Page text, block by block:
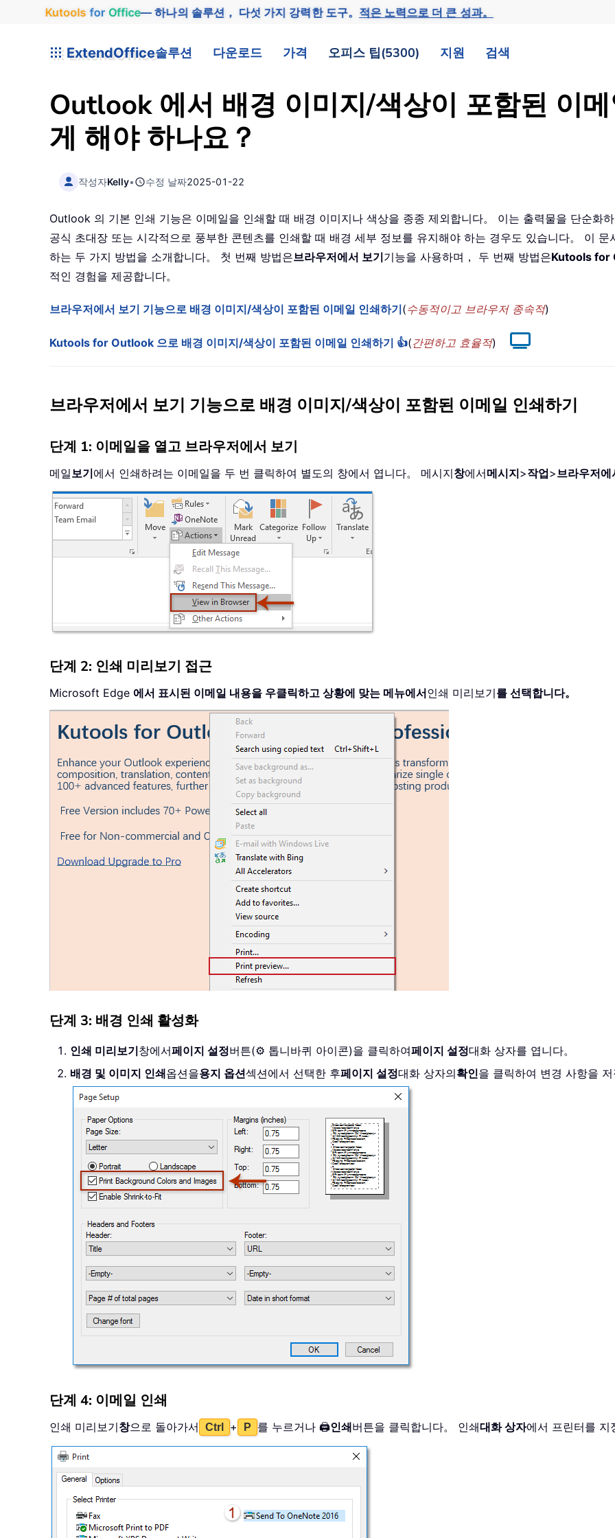
Kutools for Office— 하나의 솔루션， 다섯 가지 강력한 도구。 적은 노력으로 더 큰 성과。
ExtendOffice솔루션 다운로드 가격 오피스 팁(5300) 지원 검색
Outlook 에서 배경 이미지/색상이 포함된 이
게 해야 하나요？
작성자Kelly• 수정 날짜2025-01-22
Outlook 의 기본 인쇄 기능은 이메일을 인쇄할 때 배경 이미지나 색상을 종종 제외합니다。 이는 출력물을 단순화
공식 초대장 또는 시각적으로 풍부한 콘텐츠를 인쇄할 때 배경 세부 정보를 유지해야 하는 경우도 있습니다。 이
하는 두 가지 방법을 소개합니다。 첫 번째 방법은브라우저에서 보기기능을 사용하며， 두 번째 방법은Kutools for
적인 경험을 제공합니다。
브라우저에서 보기 기능으로 배경 이미지/색상이 포함된 이메일 인쇄하기(수동적이고 브라우저 종속적)
Kutools for Outlook 으로 배경 이미지/색상이 포함된 이메일 인쇄하기 👍(간편하고 효율적)
브라우저에서 보기 기능으로 배경 이미지/색상이 포함된 이메일 인쇄하기
단계 1: 이메일을 열고 브라우저에서 보기
메일보기에서 인쇄하려는 이메일을 두 번 클릭하여 별도의 창에서 엽니다。 메시지창에서메시지>작업>브라우저에
단계 2: 인쇄 미리보기 접근
Microsoft Edge 에서 표시된 이메일 내용을 우클릭하고 상황에 맞는 메뉴에서인쇄 미리보기를 선택합니다。
단계 3: 배경 인쇄 활성화
인쇄 미리보기창에서페이지 설정버튼(⚙️ 톱니바퀴 아이콘)을 클릭하여페이지 설정대화 상자를 엽니다。
배경 및 이미지 인쇄옵션을용지 옵션섹션에서 선택한 후페이지 설정대화 상자의확인을 클릭하여 변경 사항을 저
단계 4: 이메일 인쇄
인쇄 미리보기창으로 돌아가서 Ctrl + P 를 누르거나 🖨️인쇄버튼을 클릭합니다。 인쇄대화 상자에서 프린터를 지